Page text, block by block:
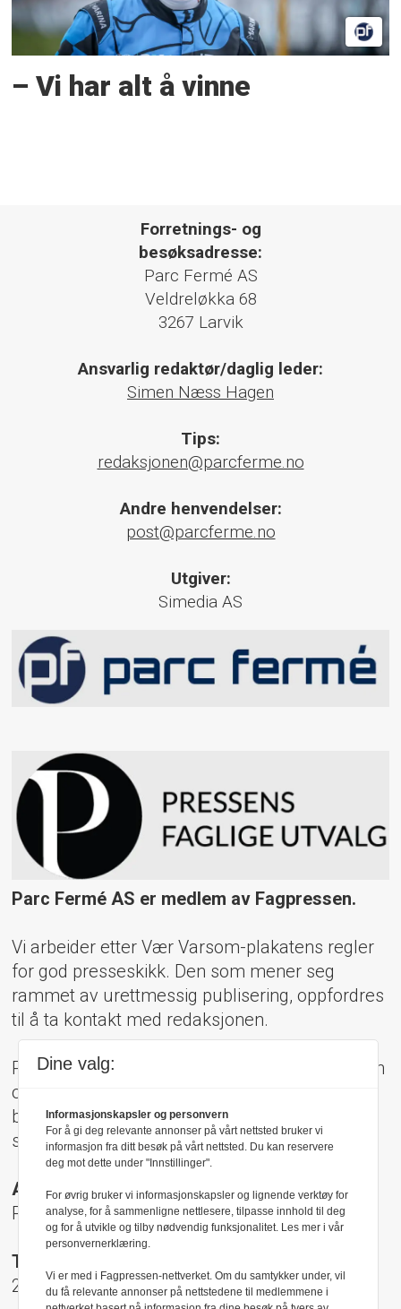
– Vi har alt å vinne
Forretnings- og
besøksadresse:
Parc Fermé AS
Veldreløkka 68
3267 Larvik
Ansvarlig redaktør/daglig leder:
Simen Næss Hagen
Tips:
redaksjonen@parcferme.no
Andre henvendelser:
post@parcferme.no
Utgiver:
Simedia AS
Parc Fermé AS er medlem av Fagpressen.
Vi arbeider etter Vær Varsom-plakatens regler
for god presseskikk. Den som mener seg
rammet av urettmessig publisering, oppfordres
til å ta kontakt med redaksjonen.
Pressens Faglige Utvalg (PFU) er et klageorgan
oppnevnt av Norsk Presseforbund som
behandler klager mot mediene i presseetiske
spørsmål.
Adresse:
Rådhusgt 17, 0158 Oslo
Telefon:
22 40 50 40
Dine valg:
Informasjonskapsler og personvern
For å gi deg relevante annonser på vårt nettsted bruker vi
informasjon fra ditt besøk på vårt nettsted. Du kan reservere
deg mot dette under "Innstillinger".
For øvrig bruker vi informasjonskapsler og lignende verktøy for
analyse, for å sammenligne nettlesere, tilpasse innhold til deg
og for å utvikle og tilby nødvendig funksjonalitet. Les mer i vår
personvernerklæring.
Vi er med i Fagpressen-nettverket. Om du samtykker under, vil
du få relevante annonser på nettstedene til medlemmene i